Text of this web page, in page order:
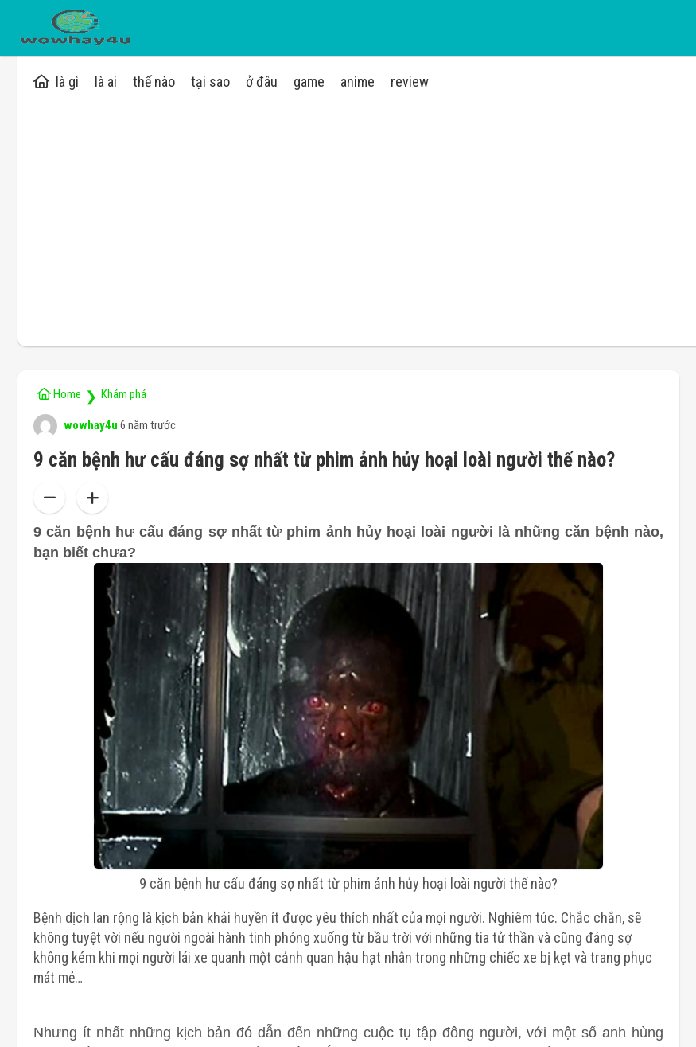
là gì là ai thế nào tại sao ở đâu game anime review
Home ❯ Khám phá
wowhay4u 6 năm trước
9 căn bệnh hư cấu đáng sợ nhất từ phim ảnh hủy hoại loài người thế nào?
9 căn bệnh hư cấu đáng sợ nhất từ phim ảnh hủy hoại loài người là những căn bệnh nào,
bạn biết chưa?
9 căn bệnh hư cấu đáng sợ nhất từ phim ảnh hủy hoại loài người thế nào?
Bệnh dịch lan rộng là kịch bản khải huyền ít được yêu thích nhất của mọi người. Nghiêm túc. Chắc chắn, sẽ
không tuyệt vời nếu người ngoài hành tinh phóng xuống từ bầu trời với những tia tử thần và cũng đáng sợ
không kém khi mọi người lái xe quanh một cảnh quan hậu hạt nhân trong những chiếc xe bị kẹt và trang phục
mát mẻ…
Nhưng ít nhất những kịch bản đó dẫn đến những cuộc tụ tập đông người, với một số anh hùng